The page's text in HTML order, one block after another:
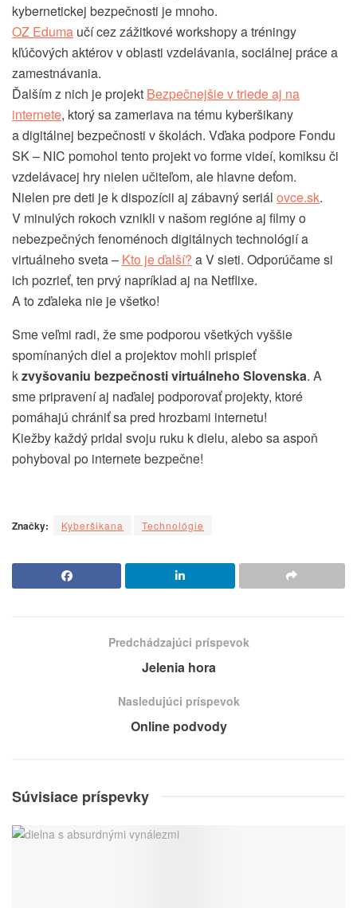
kybernetickej bezpečnosti je mnoho.
OZ Eduma učí cez zážitkové workshopy a tréningy
kľúčových aktérov v oblasti vzdelávania, sociálnej práce a
zamestnávania.
Ďalším z nich je projekt Bezpečnejšie v triede aj na
internete, ktorý sa zameriava na tému kyberšikany
a digitálnej bezpečnosti v školách. Vďaka podpore Fondu
SK – NIC pomohol tento projekt vo forme videí, komiksu či
vzdelávacej hry nielen učiteľom, ale hlavne deťom.
Nielen pre deti je k dispozícii aj zábavný seriál ovce.sk.
V minulých rokoch vznikli v našom regióne aj filmy o
nebezpečných fenoménoch digitálnych technológií a
virtuálneho sveta – Kto je ďalší? a V sieti. Odporúčame si
ich pozrieť, ten prvý napríklad aj na Netflixe.
A to zďaleka nie je všetko!
Sme veľmi radi, že sme podporou všetkých vyššie
spomínaných diel a projektov mohli prispieť
kzvyšovaniu bezpečnosti virtuálneho Slovenska. A
sme pripravení aj naďalej podporovať projekty, ktoré
pomáhajú chrániť sa pred hrozbami internetu!
Kiežby každý pridal svoju ruku k dielu, alebo sa aspoň
pohyboval po internete bezpečne!
Značky: Kyberšikana Technológie
Predchádzajúci príspevok
Jelenia hora
Nasledujúci príspevok
Online podvody
Súvisiace príspevky